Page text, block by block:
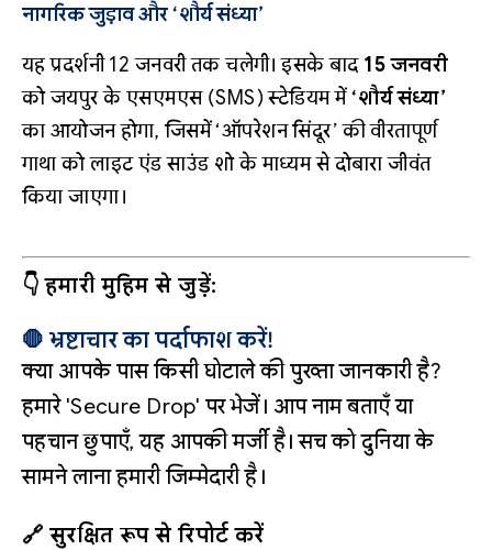
नागरिक जुड़ाव और ‘शौर्य संध्या’
यह प्रदर्शनी 12 जनवरी तक चलेगी। इसके बाद 15 जनवरी
को जयपुर के एसएमएस (SMS) स्टेडियम में‘शौर्य संध्या’
का आयोजन होगा, जिसमें ‘ऑपरेशन सिंदूर’ की वीरतापूर्ण
गाथा को लाइट एंड साउंड शो के माध्यम से दोबारा जीवंत
किया जाएगा।
👇 हमारी मुहिम से जुड़ें:
🛑 भ्रष्टाचार का पर्दाफाश करें!
क्या आपके पास किसी घोटाले की पुख्ता जानकारी है?
हमारे 'Secure Drop' पर भेजें। आप नाम बताएँ या
पहचान छुपाएँ, यह आपकी मर्जी है। सच को दुनिया के
सामने लाना हमारी जिम्मेदारी है।
🔗 सुरक्षित रूप से रिपोर्ट करें